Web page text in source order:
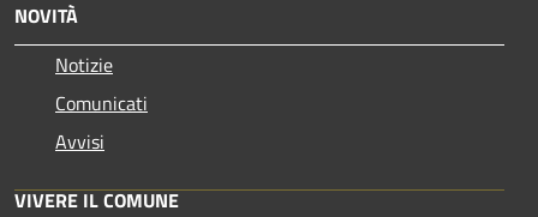
NOVITÀ
Notizie
Comunicati
Avvisi
VIVERE IL COMUNE